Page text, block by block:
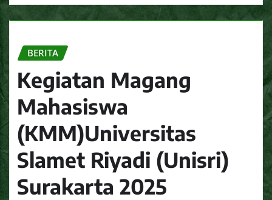
BERITA
Kegiatan Magang
Mahasiswa
(KMM)Universitas
Slamet Riyadi (Unisri)
Surakarta 2025